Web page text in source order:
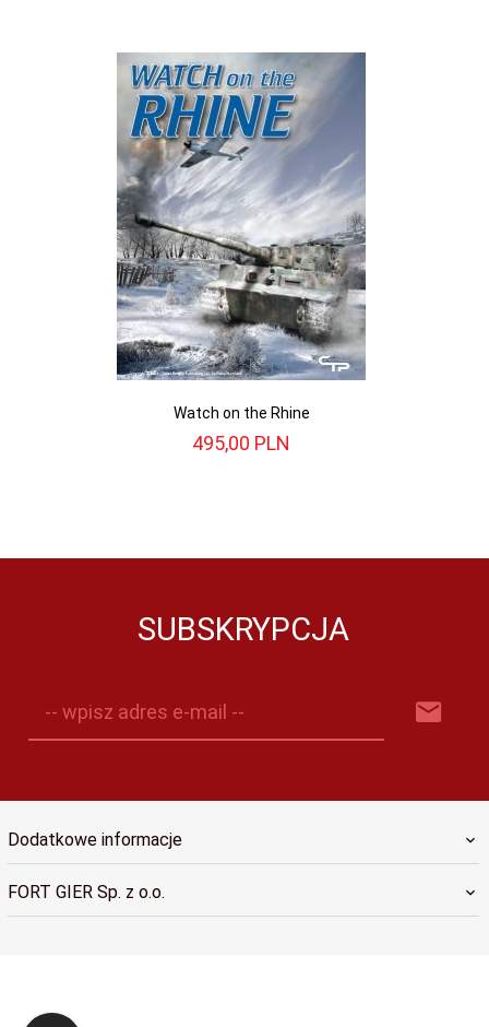
Watch on the Rhine
495,00 PLN
SUBSKRYPCJA
-- wpisz adres e-mail --
Dodatkowe informacje
FORT GIER Sp. z o.o.
sklep@fortgier.pl